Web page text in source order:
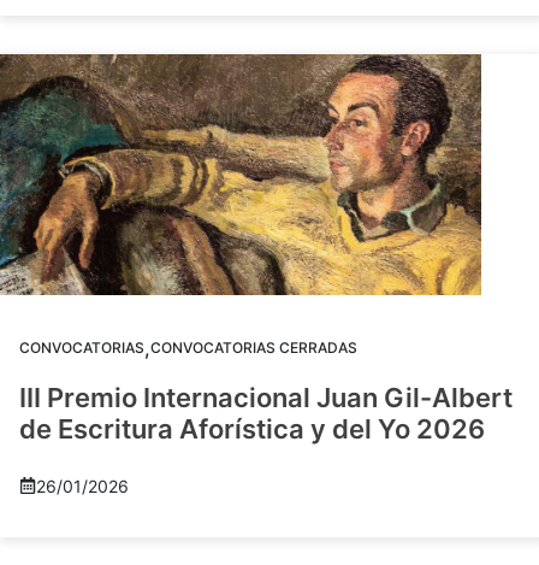
CONVOCATORIAS,CONVOCATORIAS CERRADAS
III Premio Internacional Juan Gil-Albert
de Escritura Aforística y del Yo 2026
26/01/2026